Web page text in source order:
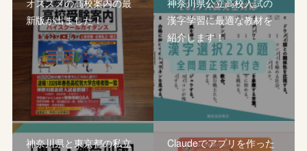
新版が出ました！
漢字学習に最適な教材を
紹介します！
神奈川県と東京都の私立
Claudeでアプリを作った